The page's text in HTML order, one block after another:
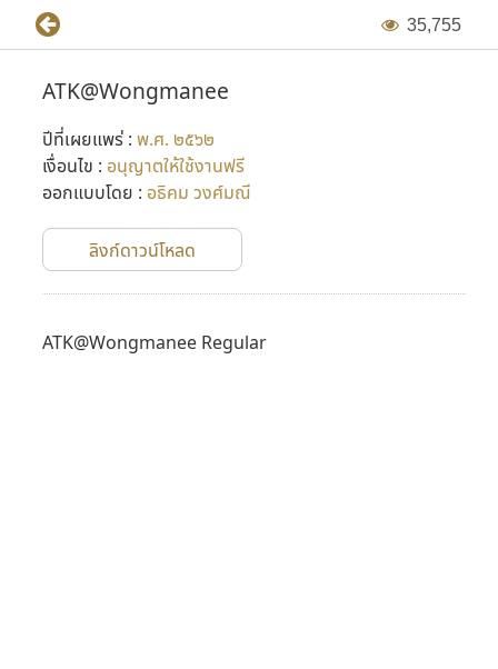
35,755
ATK@Wongmanee
ปีที่เผยแพร่ : พ.ศ. ๒๕๖๒
เงื่อนไข : อนุญาตให้ใช้งานฟรี
ออกแบบโดย : อธิคม วงศ์มณี
ลิงก์ดาวน์โหลด
ATK@Wongmanee Regular